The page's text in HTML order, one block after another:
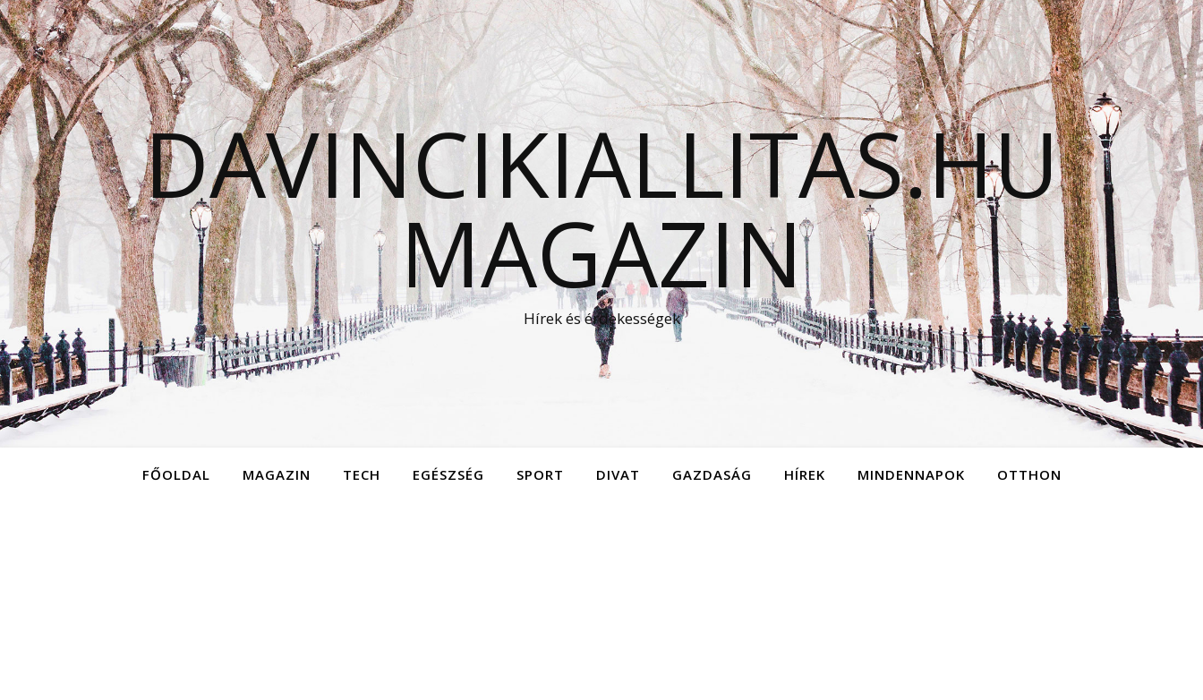
DAVINCIKIALLITAS.HU
MAGAZIN
Hírek és érdekességek
FŐOLDAL MAGAZIN TECH EGÉSZSÉG SPORT DIVAT GAZDASÁG HÍREK MINDENNAPOK OTTHON